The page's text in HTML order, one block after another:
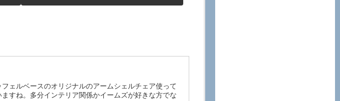
ェルベースのオリジナルのアームシェルチェア使って
すね。多分インテリア関係かイームズが好きな方でな